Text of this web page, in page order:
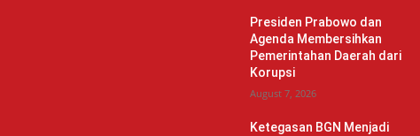
Presiden Prabowo dan
Agenda Membersihkan
Pemerintahan Daerah dari
Korupsi
August 7, 2026
Ketegasan BGN Menjadi